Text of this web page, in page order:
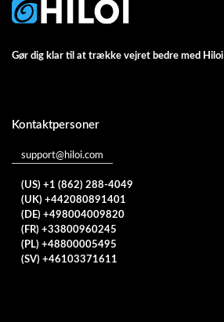
Gør dig klar til at trække vejret bedre med Hiloi
Kontaktpersoner
support@hiloi.com
(US) +1 (862) 288-4049
(UK) +442080891401
(DE) +498004009820
(FR) +33800960245
(PL) +48800005495
(SV) +46103371611